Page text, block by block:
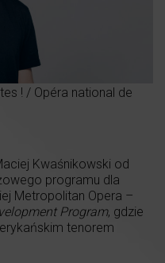
! / Opéra national de
Kwaśnikowski od
programu dla
Metropolitan Opera –
Program, gdzie
tenorem